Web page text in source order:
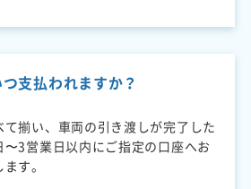
支払われますか？
揃い、車両の引き渡しが完了した
3営業日以内にご指定の口座へお
す。